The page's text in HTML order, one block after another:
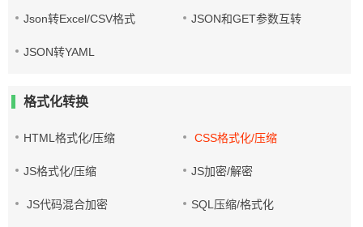
Json转Excel/CSV格式 JSON和GET参数互转
JSON转YAML
格式化转换
HTML格式化/压缩 CSS格式化/压缩
JS格式化/压缩 JS加密/解密
JS代码混合加密 SQL压缩/格式化